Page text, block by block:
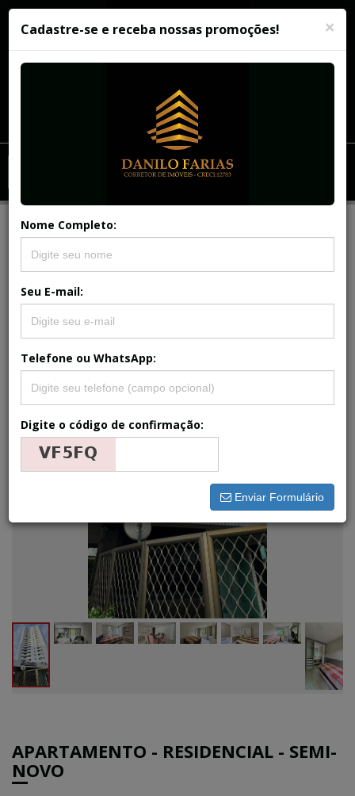
REFERÊNCIA: AP-281
EDF. VILLA DAS GRAÇAS ( GRAÇAS)
APARTAMENTO - RESIDENCIAL - SEMI-
NOVO
×
Cadastre-se e receba nossas promoções!
Nome Completo:
Seu E-mail:
Telefone ou WhatsApp:
Digite o código de confirmação:
Enviar Formulário